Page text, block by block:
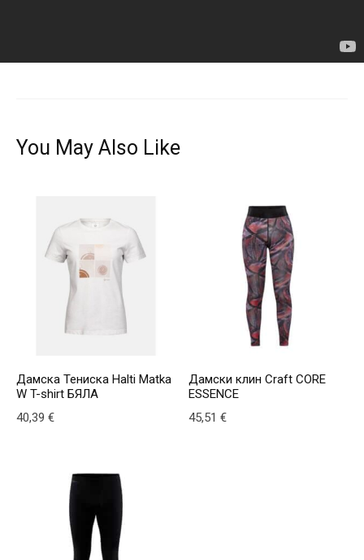
You May Also Like
Дамска Тениска Halti Matka
W T-shirt БЯЛА
40,39 €
Дамски клин Craft CORE
ESSENCE
45,51€